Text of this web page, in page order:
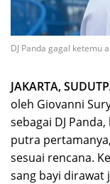
DJ Panda gagal ketemu
JAKARTA,
oleh Giovanni
sebagai DJ
putra
sesuai rencana.
sang bayi